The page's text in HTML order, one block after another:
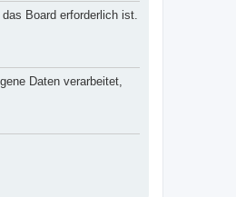
Board erforderlich ist.
Daten verarbeitet,